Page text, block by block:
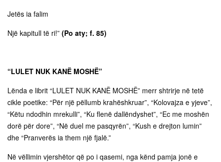
Jetës ia falim
Një kapitull të ri!” (Po aty; f. 85)
“LULET NUK KANË MOSHË”
Lënda e librit “LULET NUK KANË MOSHË” merr shtrirje në tetë
cikle poetike: “Për një pëllumb krahëshkruar”, “Kolovajza e yjeve”,
“Këtu ndodhin mrekulli”, “Ku flenë dallëndyshet”, “Ec me moshën
dorë për dore”, “Në duel me pasqyrën”, “Kush e drejton lumin”
dhe “Pranverës ia them një fjalë.”
Në vëllimin vjershëtor që po i qasemi, nga kënd pamja jonë e